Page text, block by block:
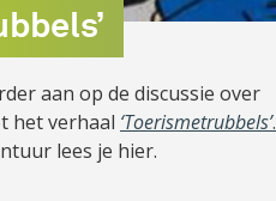
aan op de discussie over
het verhaal ‘Toerismetrubbels’.
lees je hier.